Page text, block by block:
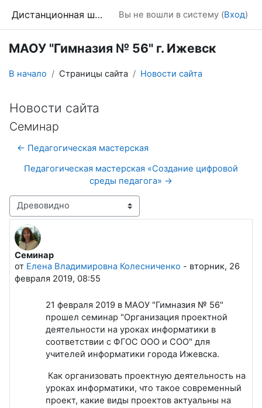
Дистанционная школа Вы не вошли в систему (Вход)
МАОУ "Гимназия № 56" г. Ижевск
В начало Страницы сайта Новости сайта
Новости сайта
Семинар
← Педагогическая мастерская
Педагогическая мастерская «Создание цифровой
среды педагога» →
Режим отображения
Семинар
от Елена Владимировна Колесниченко - вторник, 26
февраля 2019, 08:55
Количество ответов: 0
21 февраля 2019 в МАОУ "Гимназия № 56"
прошел семинар "Организация проектной
деятельности на уроках информатики в
соответствии с ФГОС ООО и СОО" для
учителей информатики города Ижевска.
Как организовать проектную деятельность на
уроках информатики, что такое современный
проект, какие виды проектов актуальны на